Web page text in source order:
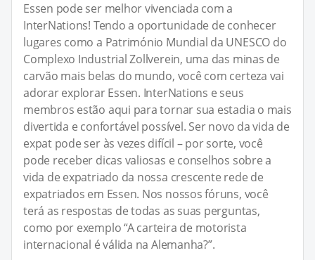
Essen pode ser melhor vivenciada com a
InterNations! Tendo a oportunidade de conhecer
lugares como a Património Mundial da UNESCO do
Complexo Industrial Zollverein, uma das minas de
carvão mais belas do mundo, você com certeza vai
adorar explorar Essen. InterNations e seus
membros estão aqui para tornar sua estadia o mais
divertida e confortável possível. Ser novo da vida de
expat pode ser às vezes difícil – por sorte, você
pode receber dicas valiosas e conselhos sobre a
vida de expatriado da nossa crescente rede de
expatriados em Essen. Nos nossos fóruns, você
terá as respostas de todas as suas perguntas,
como por exemplo “A carteira de motorista
internacional é válida na Alemanha?”.